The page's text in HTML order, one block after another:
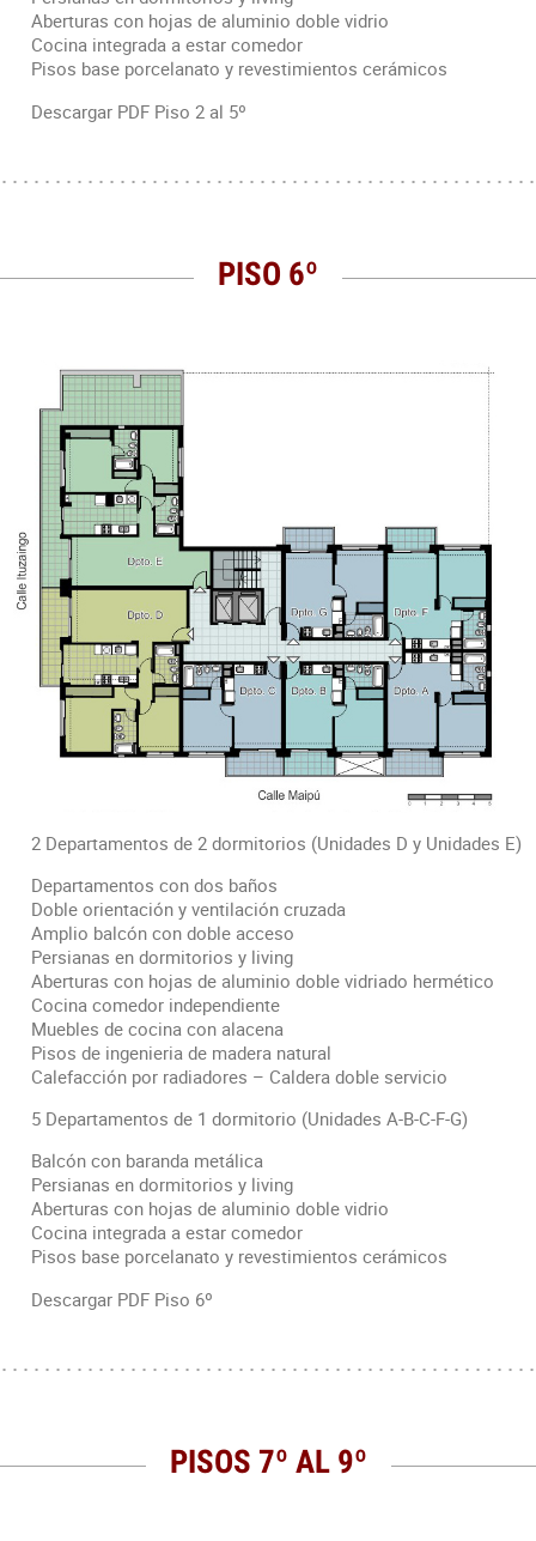
Aberturas con hojas de aluminio doble vidrio
Cocina integrada a estar comedor
Pisos base porcelanato y revestimientos cerámicos
Descargar PDF Piso 2 al 5º
PISO 6º
2 Departamentos de 2 dormitorios (Unidades D y Unidades E)
Departamentos con dos baños
Doble orientación y ventilación cruzada
Amplio balcón con doble acceso
Persianas en dormitorios y living
Aberturas con hojas de aluminio doble vidriado hermético
Cocina comedor independiente
Muebles de cocina con alacena
Pisos de ingenieria de madera natural
Calefacción por radiadores – Caldera doble servicio
5 Departamentos de 1 dormitorio (Unidades A-B-C-F-G)
Balcón con baranda metálica
Persianas en dormitorios y living
Aberturas con hojas de aluminio doble vidrio
Cocina integrada a estar comedor
Pisos base porcelanato y revestimientos cerámicos
Descargar PDF Piso 6º
PISOS 7º AL 9º